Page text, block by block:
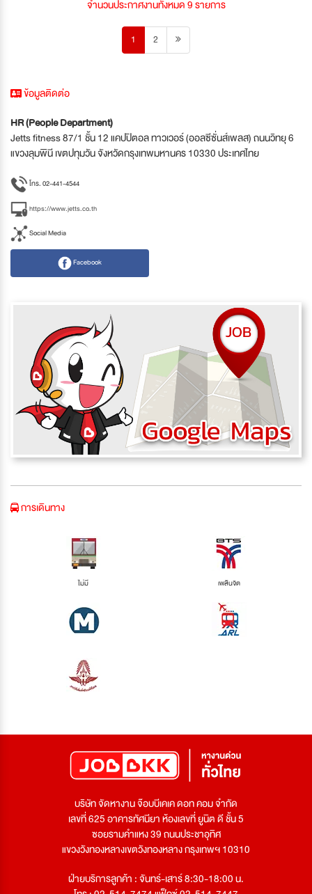
จำนวนประกาศงานทั้งหมด 9 รายการ
1 2
ข้อมูลติดต่อ
HR (People Department)
Jetts fitness 87/1 ชั้น 12 แคปปิตอล ทาวเวอร์ (ออลซีซั่นส์เพลส) ถนนวิทยุ 6
แขวงลุมพินี เขตปทุมวัน จังหวัดกรุงเทพมหานคร 10330 ประเทศไทย
โทร. 02-441-4544
https://www.jetts.co.th
Social Media
Facebook
การเดินทาง
ไม่มี เพลินจิต
บริษัท จัดหางาน จ๊อบบีเคเค ดอท คอม จำกัด
เลขที่ 625 อาคารทัศนียา ห้องเลขที่ ยูนิต ดี ชั้น 5
ซอยรามคำแหง 39 ถนนประชาอุทิศ
แขวงวังทองหลางเขตวังทองหลาง กรุงเทพฯ 10310
ฝ่ายบริการลูกค้า : จันทร์-เสาร์ 8:30-18:00 น.